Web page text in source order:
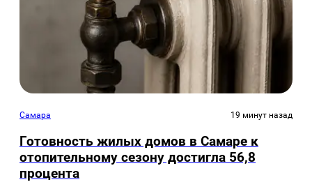
Самара 19 минут назад
Готовность жилых домов в Самаре к
отопительному сезону достигла 56,8
процента